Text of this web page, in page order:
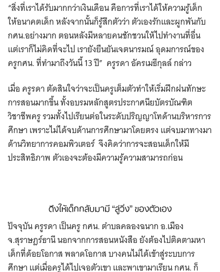
“สิ่งที่เราได้รับมากกว่าเงินเดือน คือการที่เราได้ให้ความรู้เด็ก
ให้อนาคตเด็ก หลังจากนั้นก็รู้สึกตัวว่า ตัวเองรักและผูกพันกับ
กศน.อย่างมาก ​ตอนหลังมีหลายคนชักชวนให้ไปทำงานที่อื่น
แต่เราก็ไม่คิดที่จะไป เรายังยืนยันเจตนารมณ์ อุดมการณ์ของ
ครูกศน. ที่ทำมาถึงวันนี้13ปี” ครูรดา อัครเมธีกุลล์ กล่าว
เมื่อ ครูรดา ตัดสินใจว่าจะเป็นครูเต็มตัวทำให้เริ่มฝึกฝนทักษะ
การสอนมากขึ้น ทั้งอบรมหลักสูตรประกาศนียบัตรบัณฑิต
วิชาชีพครู รวมทั้งไปเรียนต่อในระดับปริญญาโทด้านบริหารการ
ศึกษา เพราะไม่ได้จบด้านการศึกษามาโดยตรง แต่จบมาทางมา
ด้านวิทยาการคอมพิวเตอร์ จึงคิดว่าการจะสอนเด็กให้มี
ประสิทธิภาพ ตัวเองจะต้องมีความรู้ความสามารถก่อน
ดึงให้เด็กกลับมามี “ลู่วิ่ง” ของตัวเอง
ปัจจุบัน ครูรดา เป็นครู กศน. ตำบลคลองฉนาก อ.เมือง
จ.สุราษฎร์ธานี นอกจากการสอนหนังสือ ยังต้องไปติดตามหา
เด็กที่ด้อยโอกาส พลาดโอกาส บางคนไม่ได้เข้าสู่ระบบการ
ศึกษา แต่เมื่อครูได้ไปเจอตัวเขา และพาเขามาเรียน กศน. ก็